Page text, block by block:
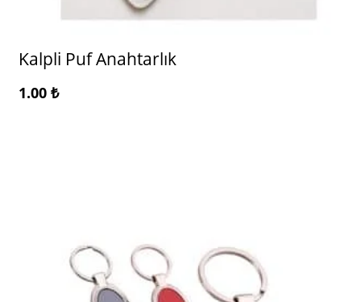
Kalpli Puf Anahtarlık
1.00 ₺